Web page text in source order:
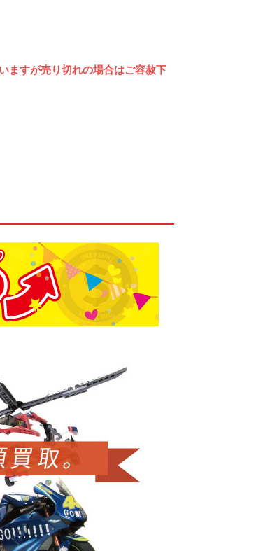
ますが売り切れの場合はご容赦下